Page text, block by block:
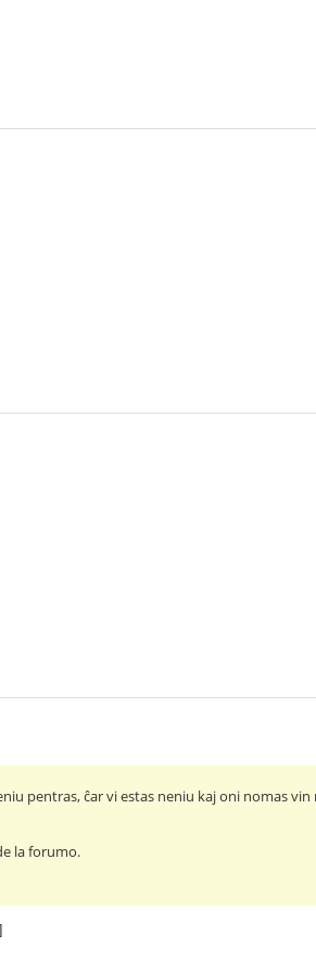
pentras, ĉar vi estas neniu kaj oni nomas vin
la forumo.